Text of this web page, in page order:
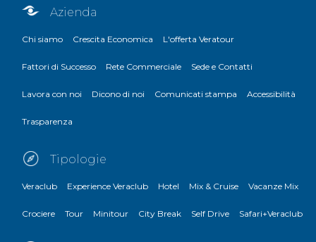
Azienda
Chi siamo Crescita Economica L'offerta Veratour
Fattori di Successo Rete Commerciale Sede e Contatti
Lavora con noi Dicono di noi Comunicati stampa Accessibilità
Trasparenza
Tipologie
Veraclub Experience Veraclub Hotel Mix & Cruise Vacanze Mix
Crociere Tour Minitour City Break Self Drive Safari+Veraclub